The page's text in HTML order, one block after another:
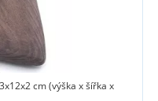
cm (výška x šířka x